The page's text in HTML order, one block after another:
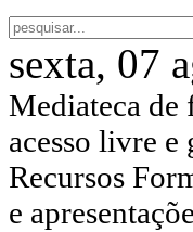
sexta, 07
Mediateca de
acesso livre
Recursos
e